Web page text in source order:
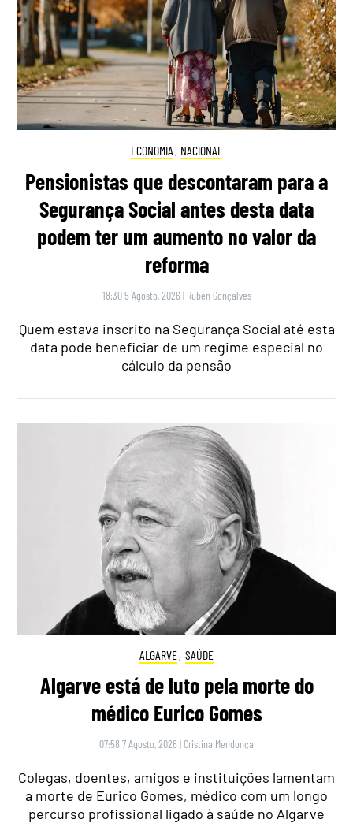
ECONOMIA , NACIONAL
Pensionistas que descontaram para a
Segurança Social antes desta data
podem ter um aumento no valor da
reforma
18:30 5 Agosto, 2026 | Rubén Gonçalves
Quem estava inscrito na Segurança Social até esta
data pode beneficiar de um regime especial no
cálculo da pensão
ALGARVE, SAÚDE
Algarve está de luto pela morte do
médico Eurico Gomes
07:58 7 Agosto, 2026 | Cristina Mendonça
Colegas, doentes, amigos e instituições lamentam
a morte de Eurico Gomes, médico com um longo
percurso profissional ligado à saúde no Algarve